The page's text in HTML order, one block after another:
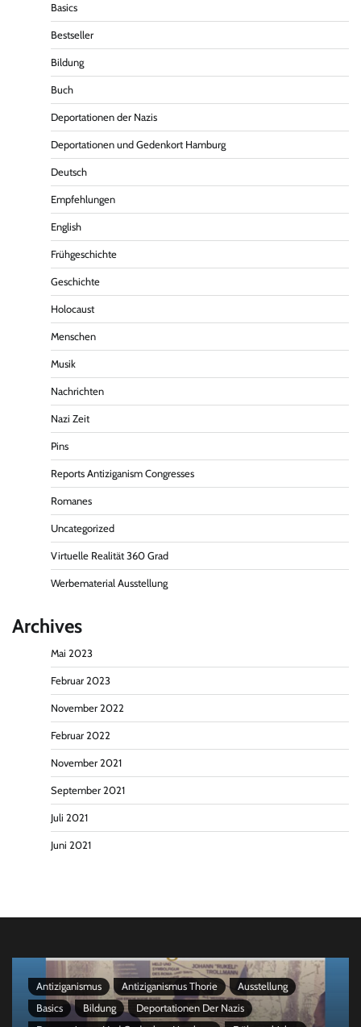
Basics
Bestseller
Bildung
Buch
Deportationen der Nazis
Deportationen und Gedenkort Hamburg
Deutsch
Empfehlungen
English
Frühgeschichte
Geschichte
Holocaust
Menschen
Musik
Nachrichten
Nazi Zeit
Pins
Reports Antiziganism Congresses
Romanes
Uncategorized
Virtuelle Realität 360 Grad
Werbematerial Ausstellung
Archives
Mai 2023
Februar 2023
November 2022
Februar 2022
November 2021
September 2021
Juli 2021
Juni 2021
Antiziganismus Antiziganismus Thorie
Ausstellung
Basics
Bildung
Deportationen Der Nazis